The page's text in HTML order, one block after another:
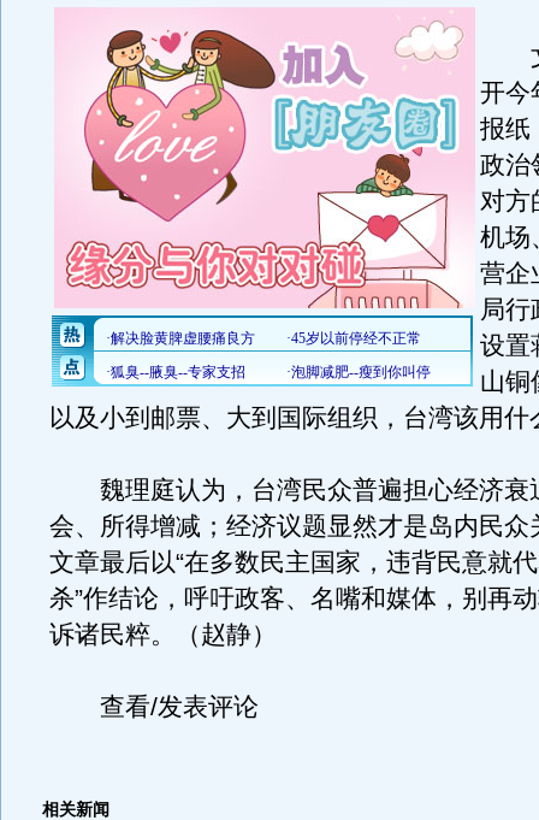
文
开今
报纸
政治
对方
机场
营企
局行
设置
山铜
以及小到邮票、大到国际组织，台湾该用什
魏理庭认为，台湾民众普遍担心经济衰
会、所得增减；经济议题显然才是岛内民众
文章最后以“在多数民主国家，违背民意就
杀”作结论，呼吁政客、名嘴和媒体，别再
诉诸民粹。（赵静）
查看/发表评论
相关新闻